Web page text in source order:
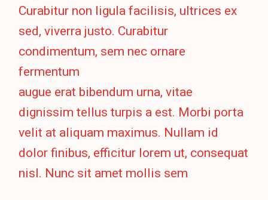
Curabitur non ligula facilisis, ultrices ex
sed, viverra justo. Curabitur
condimentum, sem nec ornare
fermentum
augue erat bibendum urna, vitae
dignissim tellus turpis a est. Morbi porta
velit at aliquam maximus. Nullam id
dolor finibus, efficitur lorem ut, consequat
nisl. Nunc sit amet mollis sem